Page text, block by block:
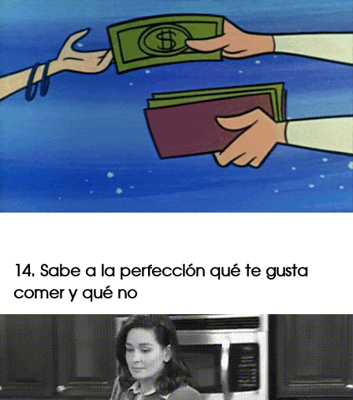
14. Sabe a la perfección qué te gusta
comer y qué no